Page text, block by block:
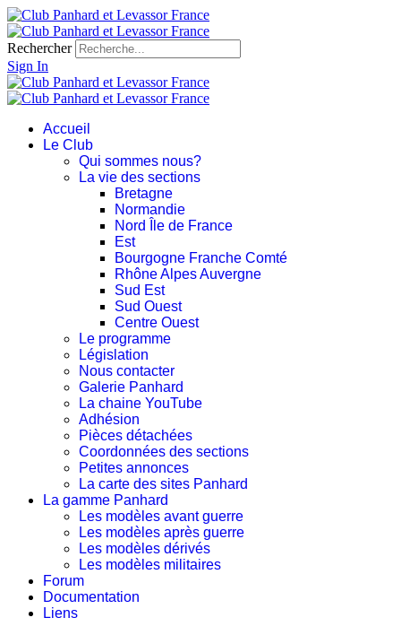
Rechercher
Sign In
Accueil
Le Club
Qui sommes nous?
La vie des sections
Bretagne
Normandie
Nord Île de France
Est
Bourgogne Franche Comté
Rhône Alpes Auvergne
Sud Est
Sud Ouest
Centre Ouest
Le programme
Législation
Nous contacter
Galerie Panhard
La chaine YouTube
Adhésion
Pièces détachées
Coordonnées des sections
Petites annonces
La carte des sites Panhard
La gamme Panhard
Les modèles avant guerre
Les modèles après guerre
Les modèles dérivés
Les modèles militaires
Forum
Documentation
Liens